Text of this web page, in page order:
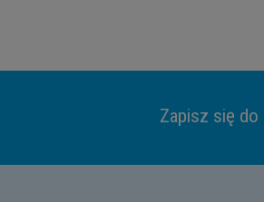
Zapisz się do